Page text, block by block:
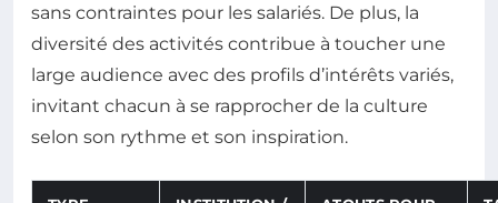
sans contraintes pour les salariés. De plus, la
diversité des activités contribue à toucher une
large audience avec des profils d’intérêts variés,
invitant chacun à se rapprocher de la culture
selon son rythme et son inspiration.